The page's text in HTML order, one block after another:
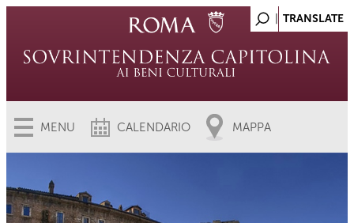
MENU CALENDARIO MAPPA